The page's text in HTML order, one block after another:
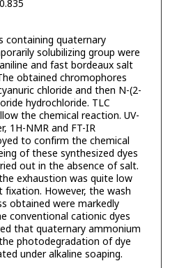
containing quaternary
solubilizing group were
and fast bordeaux salt
obtained chromophores
chloride and then N-(2-
hydrochloride. TLC
the chemical reaction. UV-
1H-NMR and FT-IR
to confirm the chemical
of these synthesized dyes
out in the absence of salt.
exhaustion was quite low
However, the wash
obtained were markedly
conventional cationic dyes
that quaternary ammonium
photodegradation of dye
under alkaline soaping.